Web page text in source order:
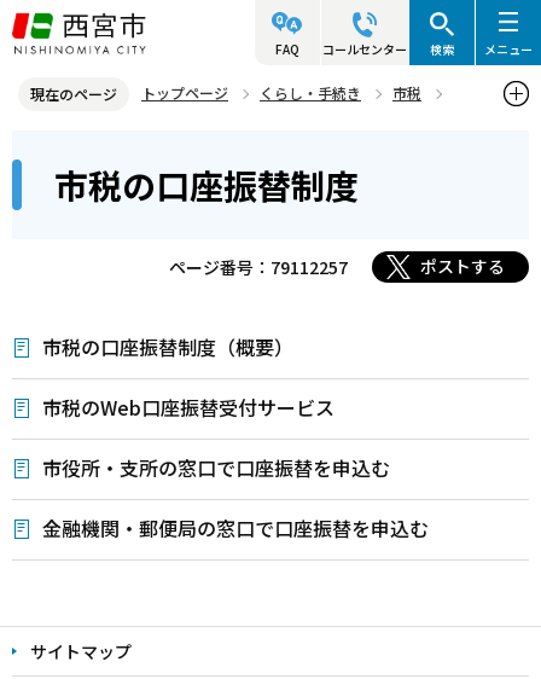
こ
の
ジ
先
FAQ コールセンター 検索 メニュー
現在のページ トップページ くらし・手続き
市税
こ
市税の口座振替制度
ページ番号：79112257 ポストする
市税の口座振替制度（概要）
市税のWeb口座振替受付サービス
市役所・支所の窓口で口座振替を申込む
金融機関・郵便局の窓口で口座振替を申込む
文
こ サイトマップ